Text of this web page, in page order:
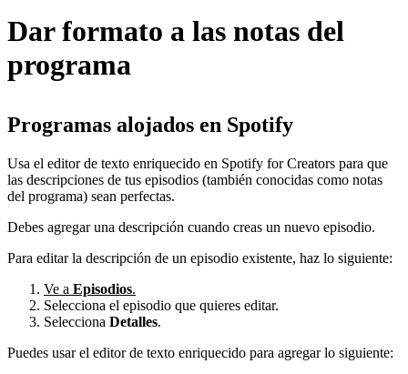
Dar formato a las notas del
programa
Programas alojados en Spotify
Usa el editor de texto enriquecido en Spotify for Creators para que
las descripciones de tus episodios (también conocidas como notas
del programa) sean perfectas.
Debes agregar una descripción cuando creas un nuevo episodio.
Para editar la descripción de un episodio existente, haz lo siguiente:
Ve a Episodios.
Selecciona el episodio que quieres editar.
Selecciona Detalles.
Puedes usar el editor de texto enriquecido para agregar lo siguiente: